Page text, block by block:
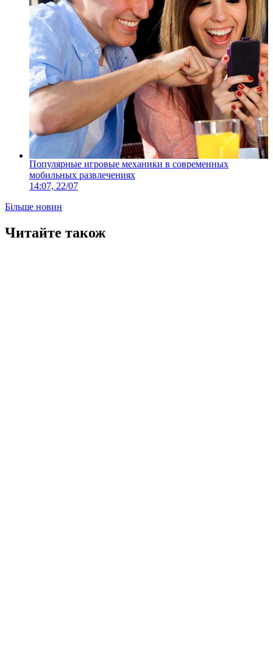
Популярные игровые механики в современных
мобильных развлечениях
14:07, 22/07
Більше новин
Читайте також